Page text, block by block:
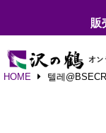
販
HOME 텔레